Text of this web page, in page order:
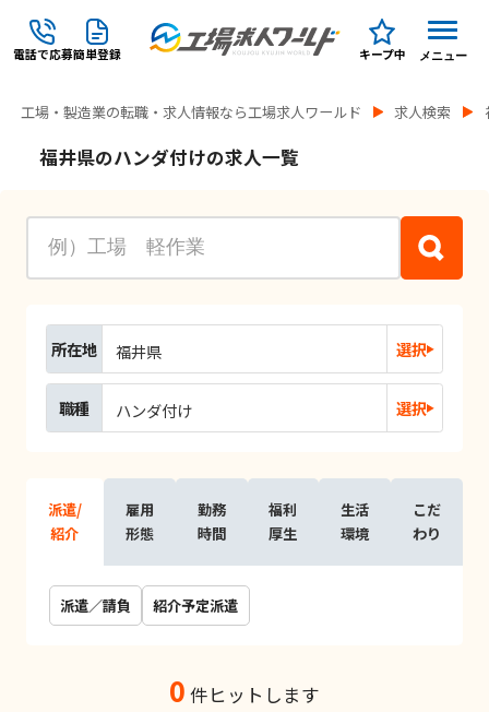
電話で応募簡単登録 キープ中 メニュー
工場・製造業の転職・求人情報なら工場求人ワールド 求人検索
福井県のハンダ付けの求人一覧
所在地 福井県 選択
職種 ハンダ付け 選択
派遣/
紹介
雇用
形態
勤務
時間
福利
厚生
生活
環境
こだ
わり
派遣／請負 紹介予定派遣
0 件ヒットします